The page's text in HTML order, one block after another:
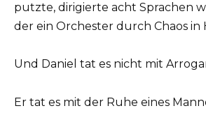
putzte, dirigierte acht Sprachen
der ein Orchester durch Chaos in
Und Daniel tat es nicht mit
Er tat es mit der Ruhe eines